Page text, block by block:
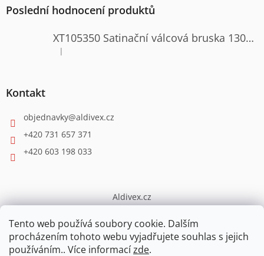
Tento web používá soubory cookie. Dalším
procházením tohoto webu vyjadřujete souhlas s jejich
používáním.. Více informacízde.
Poslední hodnocení produktů
XT105350 Satinační válcová bruska 1300W
Hodnocení produktu je 4 z 5 hvězdiček.
|
Kontakt
objednavky@aldivex.cz
+420 731 657 371
+420 603 198 033
Aldivex.cz
broušení